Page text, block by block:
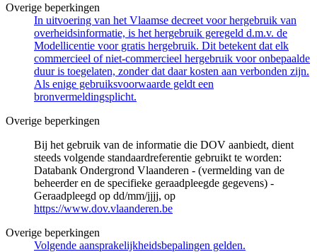
Overige beperkingen
In uitvoering van het Vlaamse decreet voor hergebruik van
overheidsinformatie, is het hergebruik geregeld d.m.v. de
Modellicentie voor gratis hergebruik. Dit betekent dat elk
commercieel of niet-commercieel hergebruik voor onbepaalde
duur is toegelaten, zonder dat daar kosten aan verbonden zijn.
Als enige gebruiksvoorwaarde geldt een
bronvermeldingsplicht.
Overige beperkingen
Bij het gebruik van de informatie die DOV aanbiedt, dient
steeds volgende standaardreferentie gebruikt te worden:
Databank Ondergrond Vlaanderen - (vermelding van de
beheerder en de specifieke geraadpleegde gegevens) -
Geraadpleegd op dd/mm/jjjj, op
https://www.dov.vlaanderen.be
Overige beperkingen
Volgende aansprakelijkheidsbepalingen gelden.